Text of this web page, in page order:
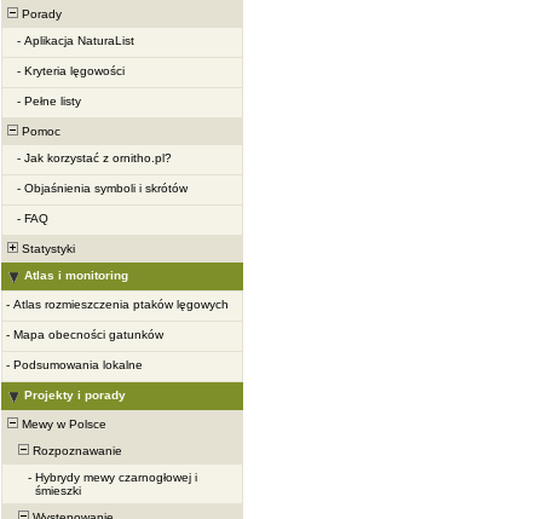
Porady
- Aplikacja NaturaList
- Kryteria lęgowości
- Pełne listy
Pomoc
- Jak korzystać z ornitho.pl?
- Objaśnienia symboli i skrótów
- FAQ
Statystyki
Atlas i monitoring
- Atlas rozmieszczenia ptaków lęgowych
- Mapa obecności gatunków
- Podsumowania lokalne
Projekty i porady
Mewy w Polsce
Rozpoznawanie
- Hybrydy mewy czarnogłowej i
śmieszki